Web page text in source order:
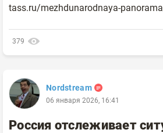
tass.ru/mezhdunarodnaya-
379
Nordstream
06 января 2026, 16:41
Россия отслеживает